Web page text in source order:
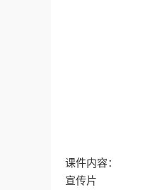
课件内容：
宣传片